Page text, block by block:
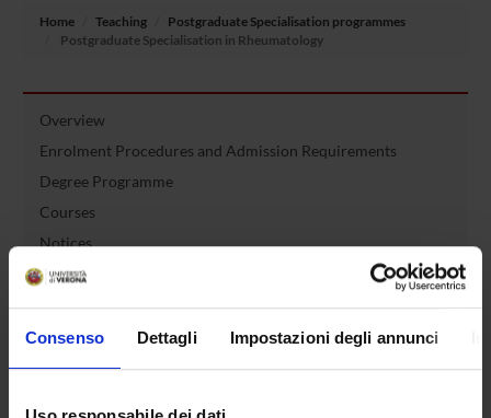
Consenso Dettagli Impostazioni degli annunci
Home Teaching
Postgraduate Specialisation programmes
Postgraduate Specialisation in Rheumatology
Overview
Enrolment Procedures and Admission Requirements
Degree Programme
Courses
Notices
Governing bodies
Rete formativa
International Students